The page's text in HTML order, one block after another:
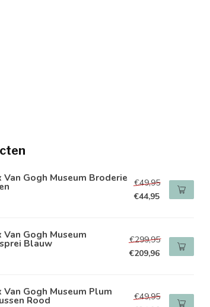
Gogh Museum Broderie €49,95
€44,95
Gogh Museum
Blauw
€299,95
€209,96
Gogh Museum Plum
Rood
€49,95